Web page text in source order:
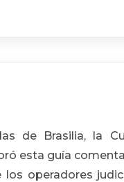
de Brasilia, la
esta guía
operadores